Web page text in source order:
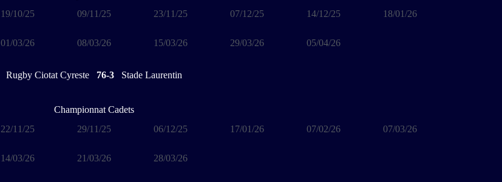
19/10/25 09/11/25 23/11/25 07/12/25 14/12/25 18/01/26
01/03/26 08/03/26 15/03/26 29/03/26 05/04/26
Rugby Ciotat Cyreste 76-3 Stade Laurentin
Championnat Cadets
22/11/25 29/11/25 06/12/25 17/01/26 07/02/26 07/03/26
14/03/26 21/03/26 28/03/26